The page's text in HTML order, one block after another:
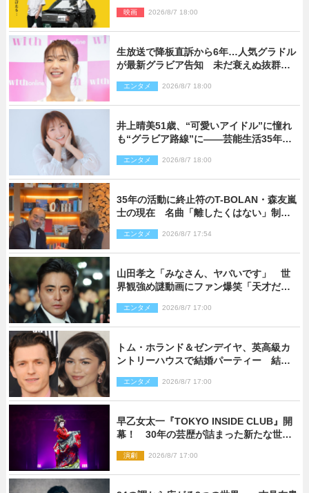
映画 2026/8/7 18:00
生放送で降板直訴から6年…人気グラドル
が最新グラビア告知 未だ衰えぬ抜群ス
エンタメ 2026/8/7 18:00
井上晴美51歳、“可愛いアイドル”に憧れ
も“グラビア路線”に――芸能生活35年を
エンタメ 2026/8/7 18:00
35年の活動に終止符のT-BOLAN・森友嵐
士の現在 名曲「離したくはない」制作
エンタメ 2026/8/7 17:54
山田孝之「みなさん、ヤバいです」 世
界観強め謎動画にファン爆笑「天才だ
エンタメ 2026/8/7 17:00
トム・ホランド＆ゼンデイヤ、英高級カ
ントリーハウスで結婚パーティー 結婚
エンタメ 2026/8/7 17:00
早乙女太一『TOKYO INSIDE CLUB』開
幕！ 30年の芸歴が詰まった新たな世界
演劇 2026/8/7 17:00